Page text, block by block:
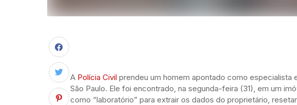
A Polícia Civil prendeu um homem apontado como especialista
São Paulo. Ele foi encontrado, na segunda-feira (31), em um
como “laboratório” para extrair os dados do proprietário,